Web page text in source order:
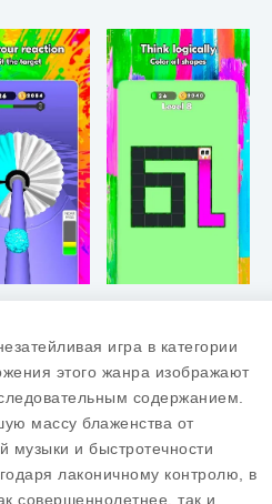
игра в категории
этого жанра изображают
содержанием.
массу блаженства от
музыки и быстротечности
лаконичному контролю, в
совершеннолетнее, так и